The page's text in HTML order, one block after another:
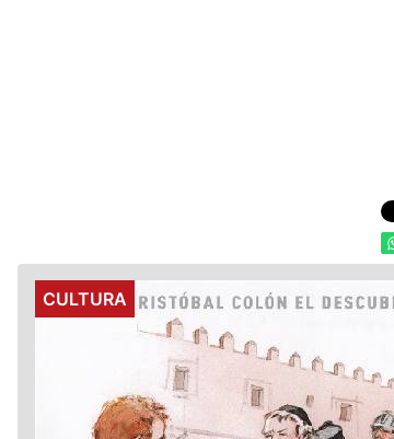
Details
CULTURA